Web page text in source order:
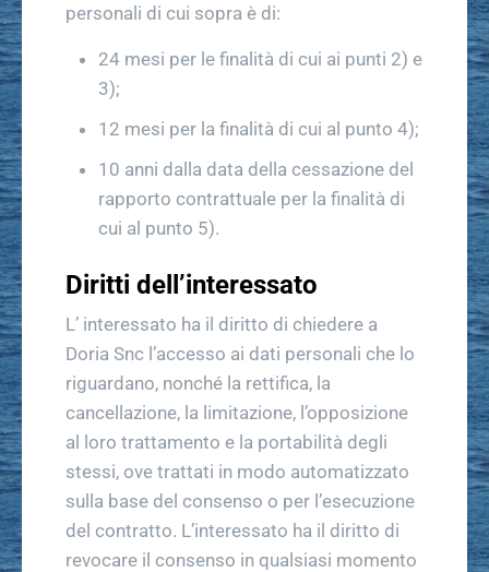
personali di cui sopra è di:
24 mesi per le finalità di cui ai punti 2) e
3);
12 mesi per la finalità di cui al punto 4);
10 anni dalla data della cessazione del
rapporto contrattuale per la finalità di
cui al punto 5).
Diritti dell’interessato
L’ interessato ha il diritto di chiedere a
Doria Snc l’accesso ai dati personali che lo
riguardano, nonché la rettifica, la
cancellazione, la limitazione, l’opposizione
al loro trattamento e la portabilità degli
stessi, ove trattati in modo automatizzato
sulla base del consenso o per l’esecuzione
del contratto. L’interessato ha il diritto di
revocare il consenso in qualsiasi momento